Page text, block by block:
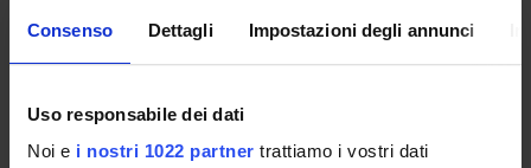
Consenso Dettagli Impostazioni degli annunci
Uso responsabile dei dati
Noi e i nostri 1022 partner trattiamo i vostri dati
B DIDATTICA Fabio Forner
C 1 DIDATTICA